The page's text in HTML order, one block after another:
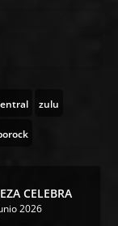
zulu
CELEBRA
2026